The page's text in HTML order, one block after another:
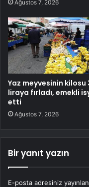
Ağustos 7, 2026
Yaz meyvesinin kilosu
liraya fırladı, emekli
etti
Ağustos 7, 2026
Bir yanıt yazın
E-posta adresiniz